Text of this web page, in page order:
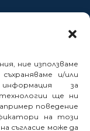
ние използваме
и/или
за
ще ни
поведение
на този
съгласие може да